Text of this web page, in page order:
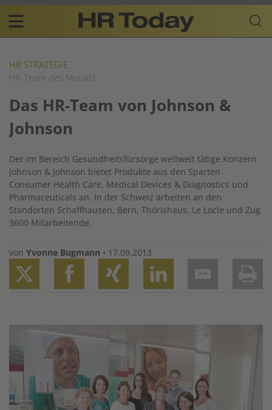
Skip
content
Plattform
für
Resources
navigation
DE
HR STRATEGIE
HR-Team des Monats
Das HR-Team von Johnson &
Johnson
Der im Bereich Gesundheitsfürsorge weltweit tätige Konzern
Johnson & Johnson bietet Produkte aus den Sparten
Consumer Health Care, Medical Devices & Diagnostics und
Pharmaceuticals an. In der Schweiz arbeiten an den
Standorten Schaffhausen, Bern, Thörishaus, Le Locle und Zug
3600 Mitarbeitende.
von Yvonne Bugmann • 17.09.2013
Image